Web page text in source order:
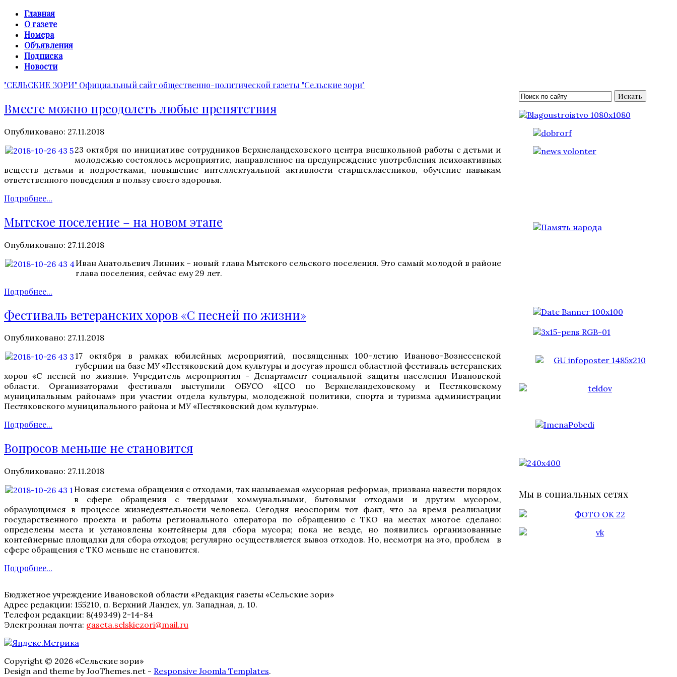
Главная
О газете
Номера
Объявления
Подписка
Новости
"СЕЛЬСКИЕ ЗОРИ" Официальный сайт общественно-политической газеты "Сельские зори"
Вместе можно преодолеть любые препятствия
Опубликовано: 27.11.2018
23 октября по инициативе сотрудников Верхнеландеховского центра внешкольной работы с детьми и
молодежью состоялось мероприятие, направленное на предупреждение употребления психоактивных
веществ детьми и подростками, повышение интеллектуальной активности старшеклассников, обучение навыкам
ответственного поведения в пользу своего здоровья.
Подробнее...
Мытское поселение – на новом этапе
Опубликовано: 27.11.2018
Иван Анатольевич Линник – новый глава Мытского сельского поселения. Это самый молодой в районе
глава поселения, сейчас ему 29 лет.
Подробнее...
Фестиваль ветеранских хоров «С песней по жизни»
Опубликовано: 27.11.2018
17 октября в рамках юбилейных мероприятий, посвященных 100-летию Иваново-Вознесенской
губернии на базе МУ «Пестяковский дом культуры и досуга» прошел областной фестиваль ветеранских
хоров «С песней по жизни». Учредитель мероприятия - Департамент социальной защиты населения Ивановской
области. Организаторами фестиваля выступили ОБУСО «ЦСО по Верхнеландеховскому и Пестяковскому
муниципальным районам» при участии отдела культуры, молодежной политики, спорта и туризма администрации
Пестяковского муниципального района и МУ «Пестяковский дом культуры».
Подробнее...
Вопросов меньше не становится
Опубликовано: 27.11.2018
Новая система обращения с отходами, так называемая «мусорная реформа», призвана навести порядок
в сфере обращения с твердыми коммунальными, бытовыми отходами и другим мусором,
образующимся в процессе жизнедеятельности человека. Сегодня неоспорим тот факт, что за время реализации
государственного проекта и работы регионального оператора по обращению с ТКО на местах многое сделано:
определены места и установлены контейнеры для сбора мусора; пока не везде, но появились организованные
контейнерные площадки для сбора отходов; регулярно осуществляется вывоз отходов. Но, несмотря на это, проблем в
сфере обращения с ТКО меньше не становится.
Подробнее...
Искать
Мы в социальных сетях
Бюджетное учреждение Ивановской области «Редакция газеты «Сельские зори»
Адрес редакции: 155210, п. Верхний Ландех, ул. Западная, д. 10.
Телефон редакции: 8(49349) 2-14-84
Электронная почта: gaseta.selskiezori@mail.ru
Copyright © 2026 «Сельские зори»
Design and theme by JooThemes.net - Responsive Joomla Templates.